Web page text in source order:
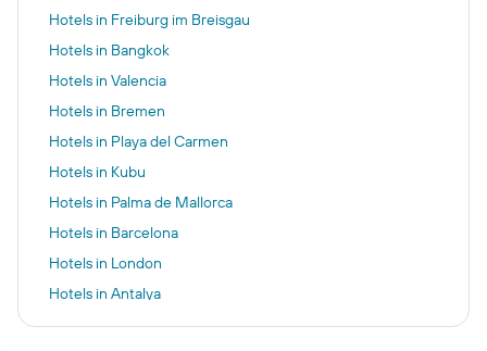
Hotels in Freiburg im Breisgau
Hotels in Bangkok
Hotels in Valencia
Hotels in Bremen
Hotels in Playa del Carmen
Hotels in Kubu
Hotels in Palma de Mallorca
Hotels in Barcelona
Hotels in London
Hotels in Antalya
Hotels in Supetar